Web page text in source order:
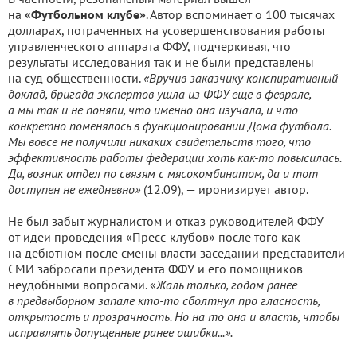
на «Футбольном клубе». Автор вспоминает о 100 тысячах
долларах, потраченных на усовершенствования работы
управленческого аппарата ФФУ, подчеркивая, что
результаты исследования так и не были представлены
на суд общественности.«Вручив заказчику конспиративный
доклад, бригада экспертов ушла из ФФУ еще в феврале,
а мы так и не поняли, что именно она изучала, и что
конкретно поменялось в функционировании Дома футбола.
Мы вовсе не получили никаких свидетельств того, что
эффективность работы федерации хоть как-то повысилась.
Да, возник отдел по связям с мясокомбинатом, да и тот
доступен не ежедневно» (12.09), — иронизирует автор.
Не был забыт журналистом и отказ руководителей ФФУ
от идеи проведения «Пресс-клубов» после того как
на дебютном после смены власти заседании представители
СМИ забросали президента ФФУ и его помощников
неудобными вопросами. «Жаль только, годом ранее
в предвыборном запале кто-то сболтнул про гласность,
открытость и прозрачность. Но на то она и власть, чтобы
исправлять допущенные ранее ошибки...».